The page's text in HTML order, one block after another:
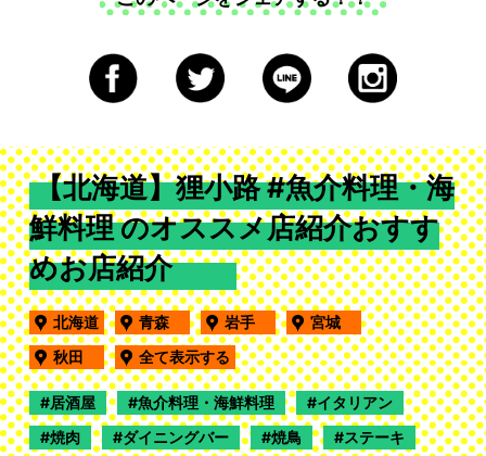
【北海道】狸小路 #魚介料理・海
鮮料理 のオススメ店紹介おすす
めお店紹介
北海道 青森 岩手
宮城
秋田
全て表示する
居酒屋 魚介料理・海鮮料理
イタリアン
焼肉
ダイニングバー 焼鳥
ステーキ